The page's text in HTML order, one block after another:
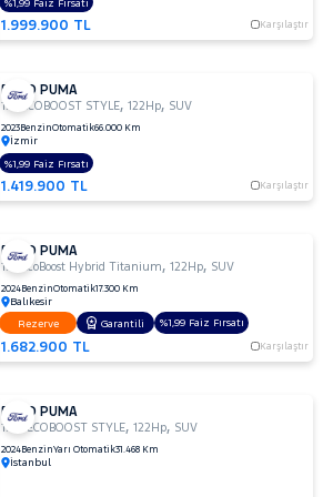
1.999.900 TL Karşılaştır
%1,99 Faiz Fırsatı
FORD PUMA
1.0 ECOBOOST STYLE,122Hp, SUV
2023BenzinOtomatik66.000 Km
İzmir
1.419.900 TL Karşılaştır
%1,99 Faiz Fırsatı
FORD PUMA
1.0 EcoBoost Hybrid Titanium,122Hp, SUV
2024BenzinOtomatik17.300 Km
Balıkesir
1.682.900 TL Karşılaştır
Rezerve Garantili %1,99 Faiz Fırsatı
FORD PUMA
1.0L ECOBOOST STYLE,122Hp, SUV
2024BenzinYarı Otomatik31.468 Km
İstanbul